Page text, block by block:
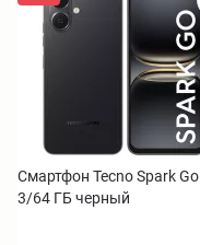
Смартфон Tecno Spark
3/64 ГБ черный